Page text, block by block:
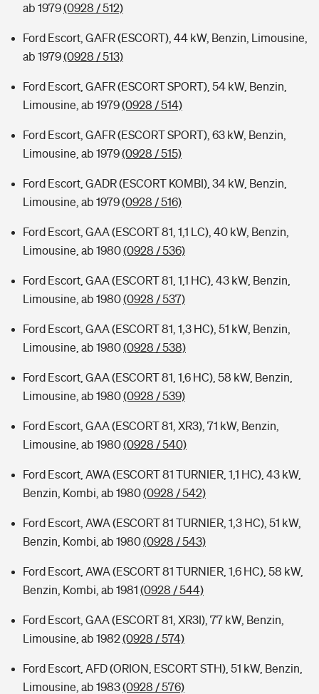
ab 1979(0928 / 512)
Ford Escort, GAFR (ESCORT), 44 kW, Benzin, Limousine,
ab 1979(0928 / 513)
Ford Escort, GAFR (ESCORT SPORT), 54 kW, Benzin,
Limousine, ab 1979(0928 / 514)
Ford Escort, GAFR (ESCORT SPORT), 63 kW, Benzin,
Limousine, ab 1979(0928 / 515)
Ford Escort, GADR (ESCORT KOMBI), 34 kW, Benzin,
Limousine, ab 1979(0928 / 516)
Ford Escort, GAA (ESCORT 81, 1,1 LC), 40 kW, Benzin,
Limousine, ab 1980(0928 / 536)
Ford Escort, GAA (ESCORT 81, 1,1 HC), 43 kW, Benzin,
Limousine, ab 1980(0928 / 537)
Ford Escort, GAA (ESCORT 81, 1,3 HC), 51 kW, Benzin,
Limousine, ab 1980(0928 / 538)
Ford Escort, GAA (ESCORT 81, 1,6 HC), 58 kW, Benzin,
Limousine, ab 1980(0928 / 539)
Ford Escort, GAA (ESCORT 81, XR3), 71 kW, Benzin,
Limousine, ab 1980(0928 / 540)
Ford Escort, AWA (ESCORT 81 TURNIER, 1,1 HC), 43 kW,
Benzin, Kombi, ab 1980(0928 / 542)
Ford Escort, AWA (ESCORT 81 TURNIER, 1,3 HC), 51 kW,
Benzin, Kombi, ab 1980(0928 / 543)
Ford Escort, AWA (ESCORT 81 TURNIER, 1,6 HC), 58 kW,
Benzin, Kombi, ab 1981 (0928 / 544)
Ford Escort, GAA (ESCORT 81, XR3I), 77 kW, Benzin,
Limousine, ab 1982(0928 / 574)
Ford Escort, AFD (ORION, ESCORT STH), 51 kW, Benzin,
Limousine, ab 1983(0928 / 576)